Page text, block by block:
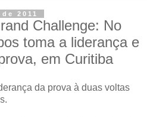
2011
Challenge: No
toma a liderança e
em Curitiba
da prova à duas voltas